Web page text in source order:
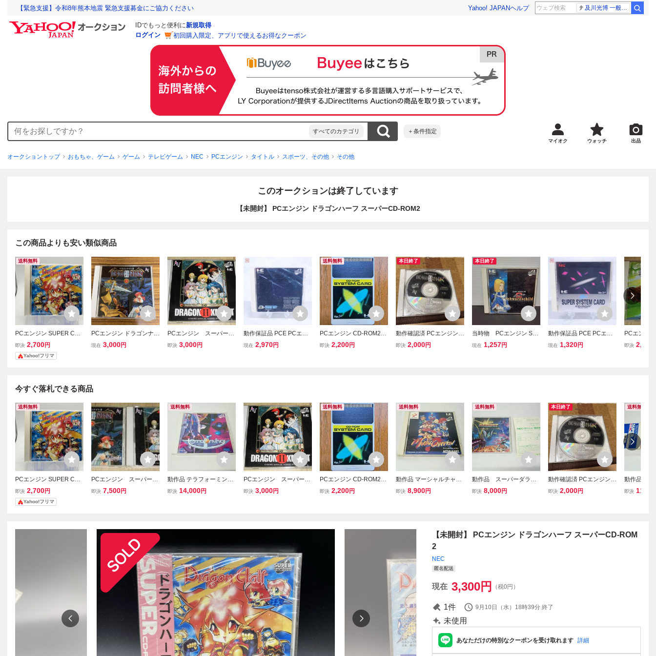
【緊急支援】令和8年熊本地震 緊急支援募金にご協力ください Yahoo! JAPANヘルプ 及川光博 一般女性
IDでもっと便利に新規取得
ログイン
初回購入限定、アプリで使えるお得なクーポン
すべてのカテゴリ ＋条件指定
マイオク ウォッチ 出品
オークショントップ おもちゃ、ゲーム ゲーム テレビゲーム NEC PCエンジン タイトル スポーツ、その他 その他
このオークションは終了しています
【未開封】 PCエンジン ドラゴンハーフ スーパーCD-ROM2
この商品よりも安い類似商品
送料無料
PCエンジン SUPER CD-
ROM2 ドラゴンハーフ Dr
agon Half
即決 2,700円
Yahoo!フリマ
PCエンジン ドラゴンナイ
トIII SUPER CD-ROM2
現在 3,000円
PCエンジン スーパーC
D-ROM2 ドラゴンナイ
即決 3,000円
動作保証品 PCE PCエン
ジン SUPER CD-ROM2
現在 2,970円
送料無料
PCエンジン CD-ROM2
用 システムカード Ver1.
即決 2,200円
本日終了
動作確認済 PCエンジン
ドラゴンナイト3 CD-RO
即決 2,000円
本日終了
当時物 PCエンジン SU
PER CD-ROM2 スーパー
現在 1,257円
動作保証品 PCE PCエン
ジン CD-ROM2 Huカード
現在 1,320円
PCエンジ
D-ROM2
即決 2,500
今すぐ落札できる商品
送料無料
PCエンジン SUPER CD-
ROM2 ドラゴンハーフ Dr
agon Half
即決 2,700円
Yahoo!フリマ
PCエンジン スーパーC
D-ROM2 ドラゴンナイ
即決 7,500円
送料無料
動作品 テラフォーミン
グ スーパーCD-ROM
即決 14,000円
PCエンジン スーパーC
D-ROM2 ドラゴンナイ
即決 3,000円
送料無料
PCエンジン CD-ROM2
用 システムカード Ver1.
即決 2,200円
送料無料
動作品 マーシャルチャン
ピオン PCエンジン スー
即決 8,900円
送料無料
動作品 スーパーダライ
アスII Super DariusII はが
即決 8,000円
本日終了
動作確認済 PCエンジン
ドラゴンナイト3 CD-RO
即決 2,000円
送料無料
動作品 ジ
エンジン
即決
【未開封】 PCエンジン ドラゴンハーフ スーパーCD-ROM
2
NEC
匿名配送
現在 3,300円 （税0円）
1件 9月10日（水）18時39分 終了
未使用
あなただけの特別なクーポンを受け取れます 詳細